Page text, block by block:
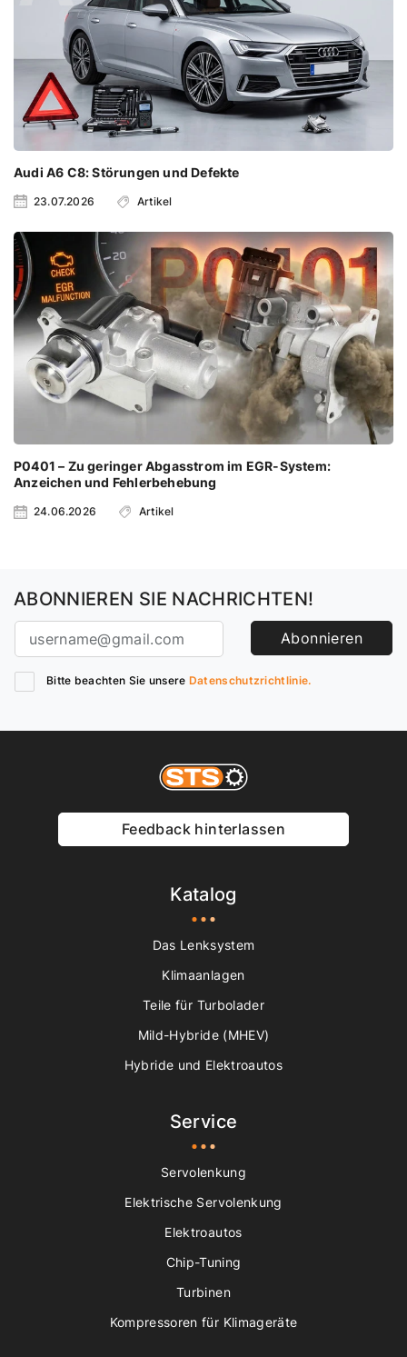
Audi A6 C8: Störungen und Defekte
23.07.2026 Artikel
P0401 – Zu geringer Abgasstrom im EGR-System:
Anzeichen und Fehlerbehebung
24.06.2026 Artikel
ABONNIEREN SIE NACHRICHTEN!
Abonnieren
Bitte beachten Sie unsere Datenschutzrichtlinie.
Feedback hinterlassen
Katalog
Das Lenksystem
Klimaanlagen
Teile für Turbolader
Mild-Hybride (MHEV)
Hybride und Elektroautos
Service
Servolenkung
Elektrische Servolenkung
Elektroautos
Chip-Tuning
Turbinen
Kompressoren für Klimageräte